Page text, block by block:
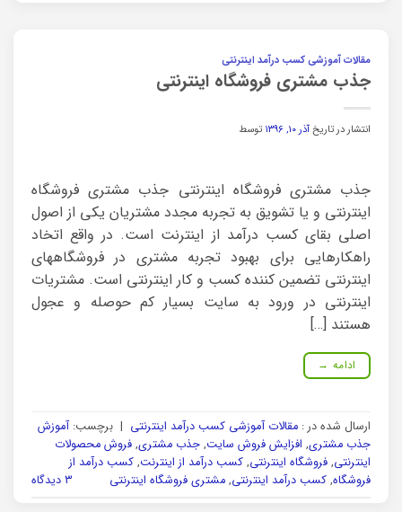
مقالات آموزشی کسب درآمد اینترنتی
جذب مشتری فروشگاه اینترنتی
انتشار در تاریخآذر ۱۰, ۱۳۹۶ توسط
جذب مشتری فروشگاه اینترنتی جذب مشتری فروشگاه
اینترنتی و یا تشویق به تجربه مجدد مشتریان یکی از اصول
اصلی بقای کسب درآمد از اینترنت است. در واقع اتخاد
راهکارهایی برای بهبود تجربه مشتری در فروشگاههای
اینترنتی تضمین کننده کسب و کار اینترنتی است. مشتریات
اینترنتی در ورود به سایت بسیار کم حوصله و عجول
هستند […]
ادامه →
ارسال شده در : مقالات آموزشی کسب درآمد اینترنتی | برچسب:آموزش
جذب مشتری, افزایش فروش سایت, جذب مشتری, فروش محصولات
اینترنتی, فروشگاه اینترنتی, کسب درآمد از اینترنت, کسب درآمد از
فروشگاه, کسب درآمد اینترنتی, مشتری فروشگاه اینترنتی ۳ دیدگاه